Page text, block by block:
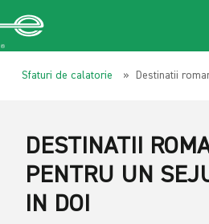
Sfaturi de calatorie » Destinatii
DESTINATII
PENTRU UN
IN DOI